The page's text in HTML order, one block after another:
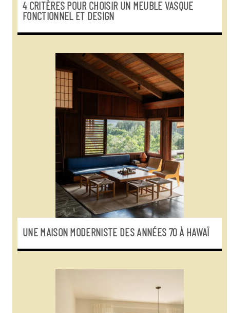
4 CRITÈRES POUR CHOISIR UN MEUBLE VASQUE
FONCTIONNEL ET DESIGN
UNE MAISON MODERNISTE DES ANNÉES 70 À HAWAÏ